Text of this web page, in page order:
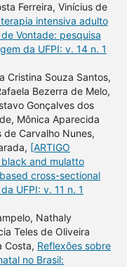
Ferreira, Vinícius de
intensiva adulto
Vontade: pesquisa
da UFPI: v. 14 n. 1
Cristina Souza Santos,
Bezerra de Melo,
Gonçalves dos
Mônica Aparecida
de Carvalho Nunes,
[ARTIGO
black and mulatto
cross-sectional
UFPI: v. 11 n. 1
Nathaly
Teles de Oliveira
Costa, Reflexões sobre
no Brasil: